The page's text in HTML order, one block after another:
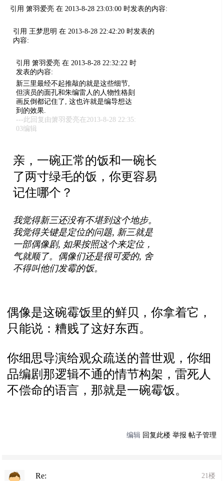
引用 箫羽爱亮 在 2013-8-28 23:03:00 时发表的内容:
引用 王梦思明 在 2013-8-28 22:42:20 时发表的
内容:
引用 箫羽爱亮 在 2013-8-28 22:32:22 时
发表的内容:
新三里最经不起推敲的就是这些细节,
但演员的面孔和朱编雷人的人物性格刻
画反倒都记住了, 这也许就是编导想达
到的效果.
---此回复由箫羽爱亮在2013-8-28 22:35:
03编辑
亲，一碗正常的饭和一碗长
了两寸绿毛的饭，你更容易
记住哪个？
我觉得新三还没有不堪到这个地步。
我觉得关键是定位的问题, 新三就是
一部偶像剧, 如果按照这个来定位，
气就顺了。偶像们还是很可爱的, 舍
不得叫他们发霉的饭。
偶像是这碗霉饭里的鲜贝，你拿着它，
只能说：糟贱了这好东西。
你细思导演给观众疏送的普世观，你细
品编剧那逻辑不通的情节构架，雷死人
不偿命的语言，那就是一碗霉饭。
编辑 回复此楼 举报 帖子管理
Re:
21楼